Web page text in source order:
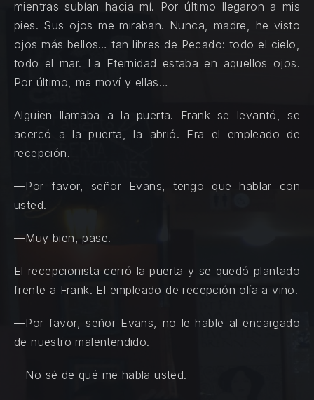
mientras subían hacia mí. Por último llegaron a mis
pies. Sus ojos me miraban. Nunca, madre, he visto
ojos más bellos… tan libres de Pecado: todo el cielo,
todo el mar. La Eternidad estaba en aquellos ojos.
Por último, me moví y ellas…
Alguien llamaba a la puerta. Frank se levantó, se
acercó a la puerta, la abrió. Era el empleado de
recepción.
—Por favor, señor Evans, tengo que hablar con
usted.
—Muy bien, pase.
El recepcionista cerró la puerta y se quedó plantado
frente a Frank. El empleado de recepción olía a vino.
—Por favor, señor Evans, no le hable al encargado
de nuestro malentendido.
—No sé de qué me habla usted.